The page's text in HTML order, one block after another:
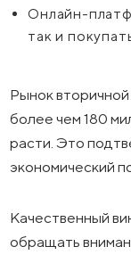
Онлайн-
так и
Рынок
более чем 180
расти. Это
экономический
Качественный
обращать